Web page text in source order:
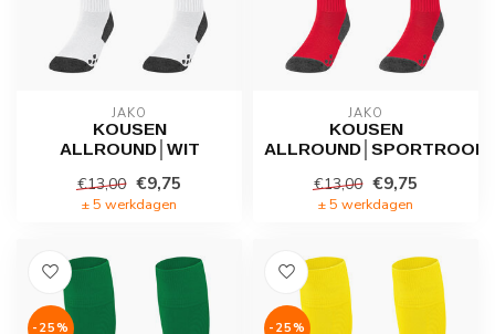
JAKO
KOUSEN
ALLROUND│WIT
€13,00 €9,75
± 5 werkdagen
JAKO
KOUSEN
ALLROUND│SPORTROOD
€13,00 €9,75
± 5 werkdagen
-25% -25%